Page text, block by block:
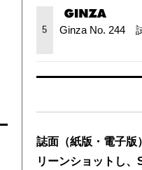
5 Ginza No. 244
誌面（紙版・電子版
リーンショットし